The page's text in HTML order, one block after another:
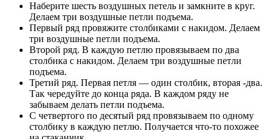
Наберите шесть воздушных петель и замкните в круг.
Делаем три воздушные петли подъема.
Первый ряд провяжите столбиками с накидом. Делаем
три воздушные петли подъема.
Второй ряд. В каждую петлю провязываем по два
столбика с накидом. Делаем три воздушные петли
подъема.
Третий ряд. Первая петля — один столбик, вторая -два.
Так чередуйте до конца ряда. В каждом ряду не
забываем делать петли подъема.
С четвертого по десятый ряд провязываем по одному
столбику в каждую петлю. Получается что-то похожее